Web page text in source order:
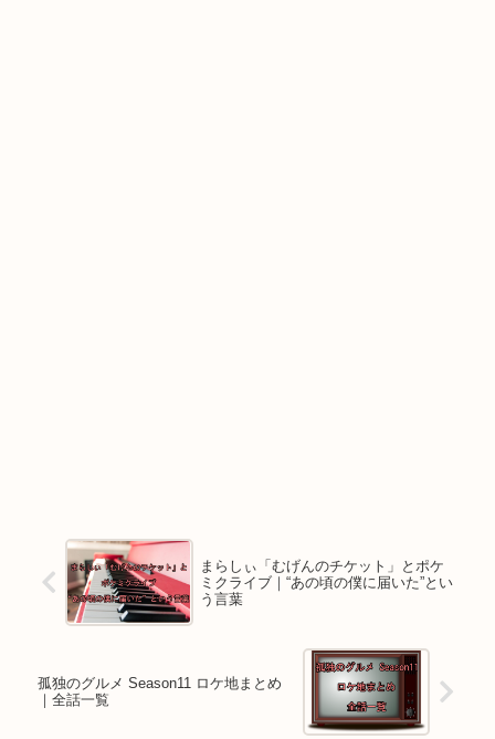
まらしぃ「むげんのチケット」とポケ
ミクライブ｜“あの頃の僕に届いた”とい
う言葉
孤独のグルメ Season11 ロケ地まとめ
｜全話一覧